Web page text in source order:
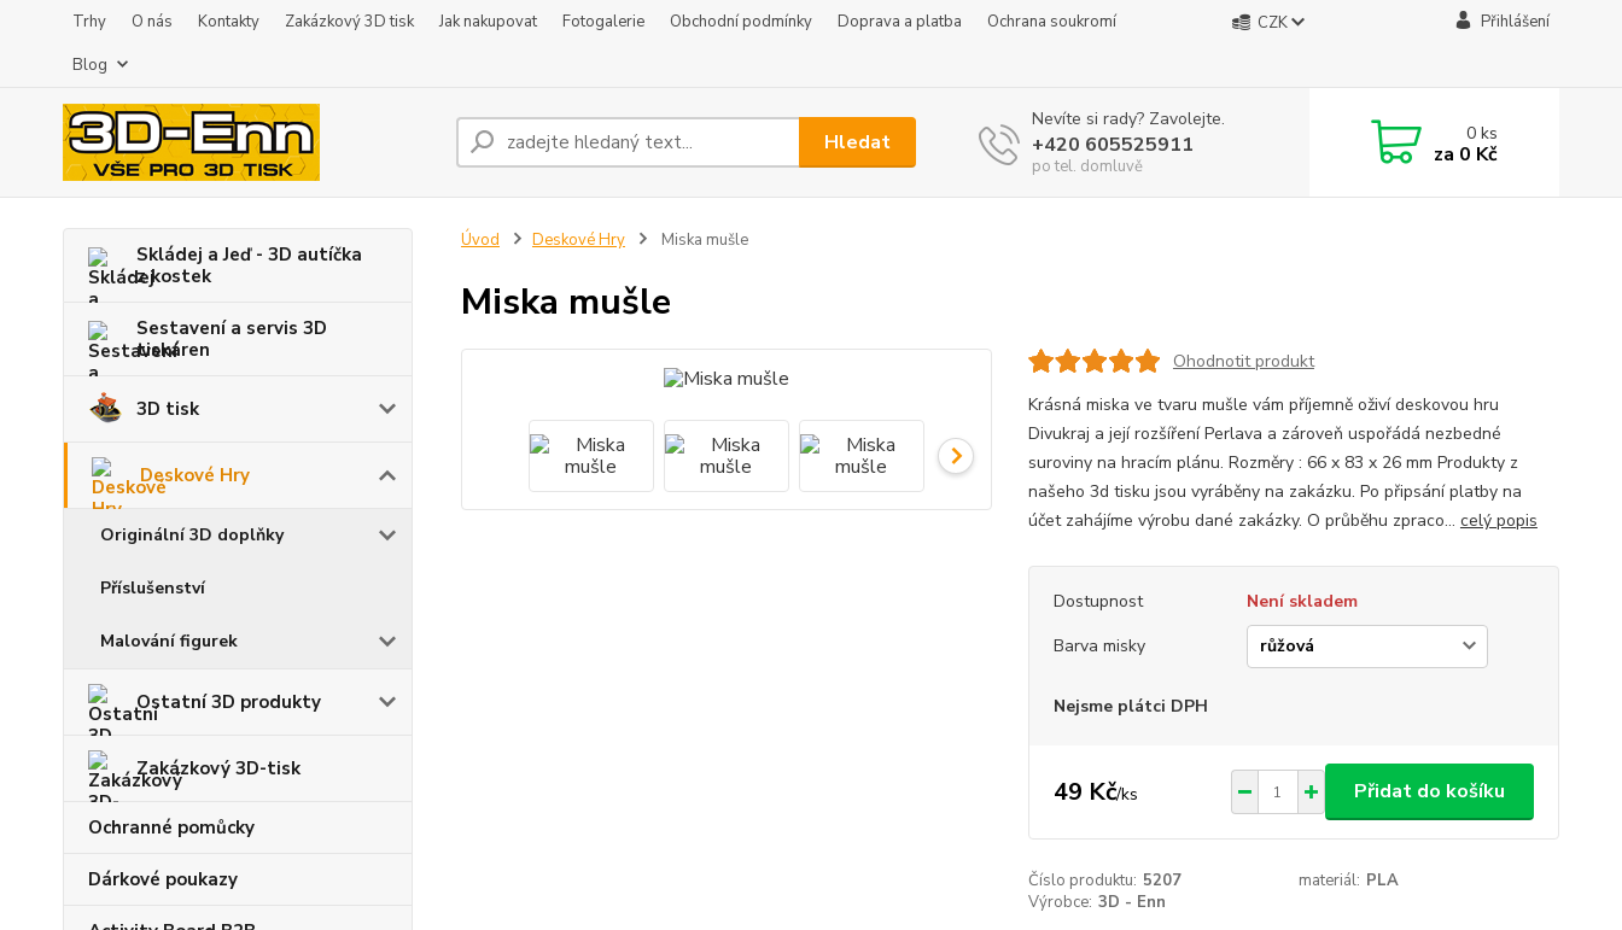
Trhy O nás Kontakty Zakázkový 3D tisk Jak nakupovat Fotogalerie Obchodní podmínky Doprava a platba
Ochrana soukromí
Blog
CZK Přihlášení
Hledat
Nevíte si rady? Zavolejte.
+420 605525911
po tel. domluvě
0ks
za 0 Kč
Skládej a Jeď - 3D autíčka
z kostek
Sestavení a servis 3D
tiskáren
3D tisk
Deskové Hry
Originální 3D doplňky
Příslušenství
Malování figurek
Ostatní 3D produkty
Zakázkový 3D-tisk
Ochranné pomůcky
Dárkové poukazy
Úvod Deskové Hry Miska mušle
Miska mušle
Ohodnotit produkt
Krásná miska ve tvaru mušle vám příjemně oživí deskovou hru
Divukraj a její rozšíření Perlava a zároveň uspořádá nezbedné
suroviny na hracím plánu. Rozměry : 66 x 83 x 26 mm Produkty z
našeho 3d tisku jsou vyráběny na zakázku. Po připsání platby na
účet zahájíme výrobu dané zakázky. O průběhu zpraco... celý popis
Dostupnost
Není skladem
Barva misky
Nejsme plátci DPH
49 Kč/ks Přidat do košíku
Číslo produktu: 5207 materiál: PLA
Výrobce: 3D - Enn